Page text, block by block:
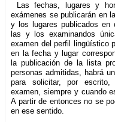
Las fechas, lugares y
exámenes se publicarán en
y los lugares publicados
las y los examinandos
examen del perfil lingüístico
en la fecha y lugar
la publicación de la lista
personas admitidas, habrá
para solicitar, por
examen, siempre y cuando
A partir de entonces no se
en ese sentido.